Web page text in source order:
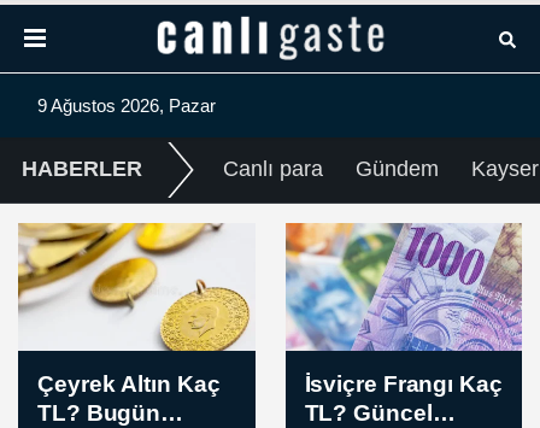
9 Ağustos 2026, Pazar
HABERLER Canlı para Gündem
İsviçre Frangı Kaç
TL? Güncel
Euro Kaç TL?
Güncel EUR/TL